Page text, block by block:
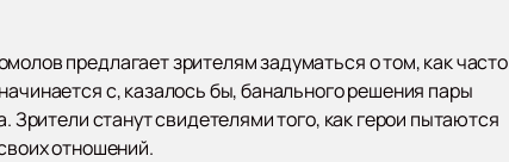
предлагает зрителям задуматься о том, как
с, казалось бы, банального решения пары
Зрители станут свидетелями того, как герои пытаются
отношений.